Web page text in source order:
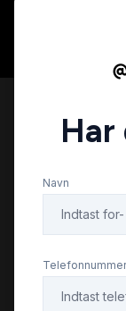
El-
El-
El-ruder
El-spejle
Har
Navn
Telefonnummer